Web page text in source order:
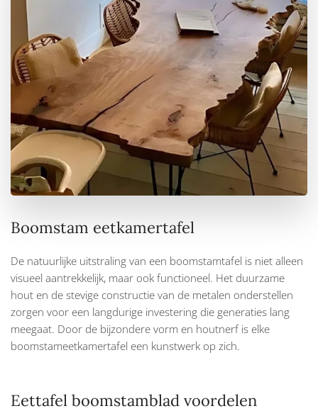
Boomstam eetkamertafel
De natuurlijke uitstraling van een boomstamtafel is niet alleen
visueel aantrekkelijk, maar ook functioneel. Het duurzame
hout en de stevige constructie van de metalen onderstellen
zorgen voor een langdurige investering die generaties lang
meegaat. Door de bijzondere vorm en houtnerf is elke
boomstameetkamertafel een kunstwerk op zich.
Eettafel boomstamblad voordelen